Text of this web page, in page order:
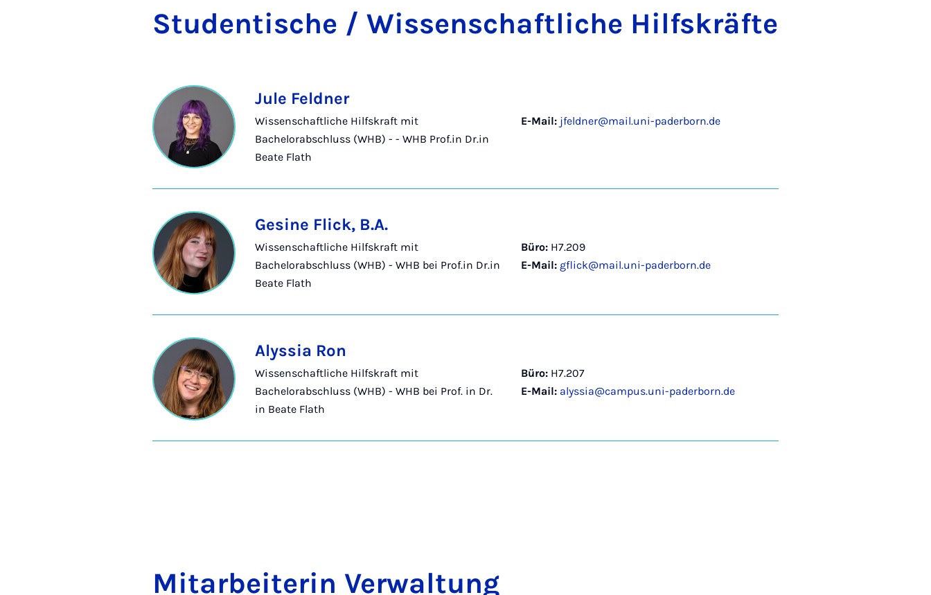
Stu­den­ti­sche / Wis­sen­schaft­li­che Hilfs­kräf­te
Jule Feldner
Wissenschaftliche Hilfskraft mit
Bachelorabschluss (WHB) - - WHB Prof.in Dr.in
Beate Flath
E-Mail: jfeldner@mail.uni-paderborn.de
Gesine Flick, B.A.
Wissenschaftliche Hilfskraft mit
Bachelorabschluss (WHB) - WHB bei Prof.in Dr.in
Beate Flath
Büro: H7.209
E-Mail: gflick@mail.uni-paderborn.de
Alyssia Ron
Wissenschaftliche Hilfskraft mit
Bachelorabschluss (WHB) - WHB bei Prof. in Dr.
in Beate Flath
Büro: H7.207
E-Mail: alyssia@campus.uni-paderborn.de
Mit­a­r­bei­te­rin Ver­wal­tung